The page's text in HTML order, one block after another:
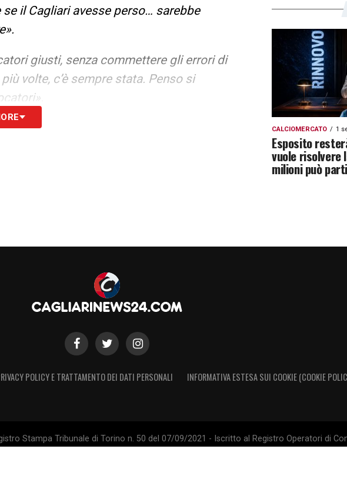
il Cagliari avesse perso… sarebbe
giusti, senza commettere gli errori di
volte, c’è sempre stata. Penso si
CALCIOMERCATO 1
Esposito
vuole risolvere
milioni può
POLICY E TRATTAMENTO DEI DATI PERSONALI INFORMATIVA ESTESA SUI COOKIE (COOKIE
Stampa Tribunale di Torino n. 50 del 07/09/2021 - Iscritto al Registro Operatori di